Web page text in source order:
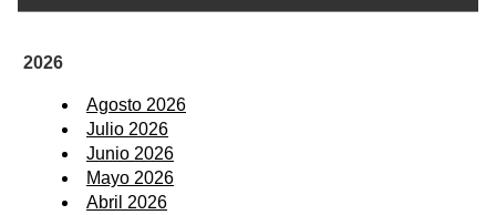
2026
Agosto 2026
Julio 2026
Junio 2026
Mayo 2026
Abril 2026